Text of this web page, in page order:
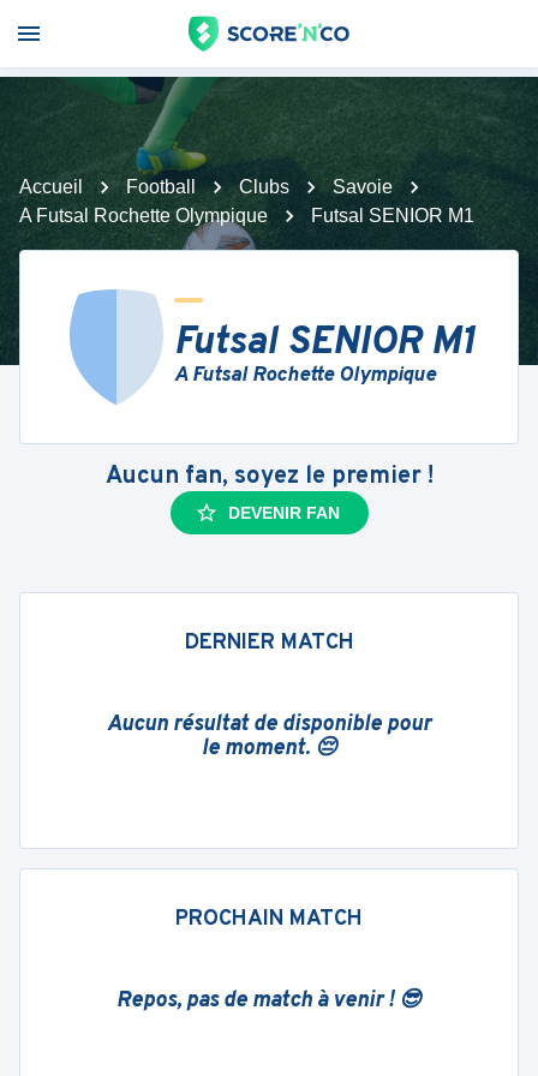
Accueil Football Clubs
Savoie
A Futsal Rochette Olympique
Futsal SENIOR M1
Futsal SENIOR M1
A Futsal Rochette Olympique
Aucun fan, soyez le premier !
DEVENIR FAN
DERNIER MATCH
Aucun résultat de disponible pour
le moment. 😔
PROCHAIN MATCH
Repos, pas de match à venir ! 😎